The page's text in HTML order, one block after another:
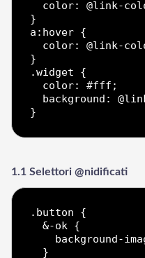
}
a:hover {
}
.widget {
1.1 Selettori @nidificati
.button {
  &-ok {